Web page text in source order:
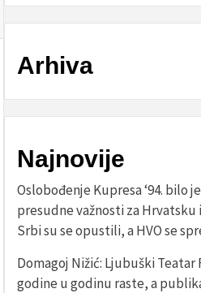
Arhiva
Najnovije
Oslobođenje Kupresa ‘94. bilo
presudne važnosti za Hrvatsku i
Srbi su se opustili, a HVO se
Domagoj Nižić: Ljubuški Teatar
godine u godinu raste, a